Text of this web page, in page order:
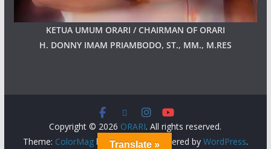
KETUA UMUM ORARI / CHAIRMAN OF ORARI
H. DONNY IMAM PRIAMBODO, ST., MM., M.RES
Copyright © 2026 ORARI. All rights reserved.
Theme: ColorMagby ThemeGrill. Powered by WordPress.
Translate »